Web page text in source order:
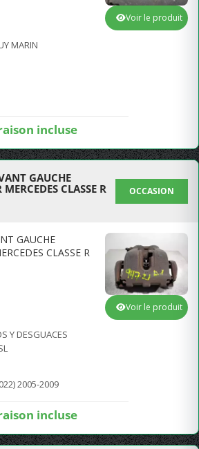
MARIN
incluse
Voir le produit
GAUCHE
CLASSE R
OCCASION
GAUCHE
CLASSE R
Y DESGUACES
2005-2009
incluse
Voir le produit